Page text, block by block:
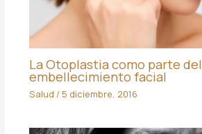
La Otoplastia como parte del
embellecimiento facial
Salud / 5 diciembre, 2016